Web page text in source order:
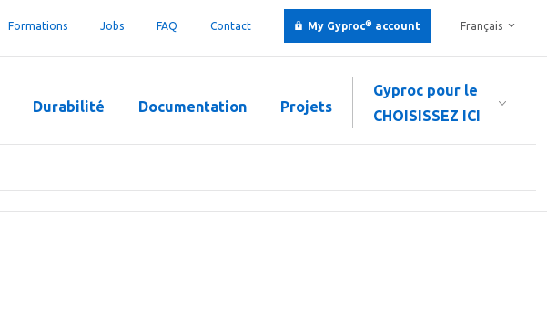
Français
Formations Jobs FAQ Contact My Gyproc® account
Gyproc pour le
CHOISISSEZ ICI
Durabilité Documentation Projets